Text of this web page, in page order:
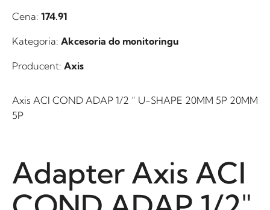
Cena: 174.91
Kategoria: Akcesoria do monitoringu
Producent: Axis
Axis ACI COND ADAP 1/2 ” U-SHAPE 20MM 5P 20MM
5P
Adapter Axis ACI